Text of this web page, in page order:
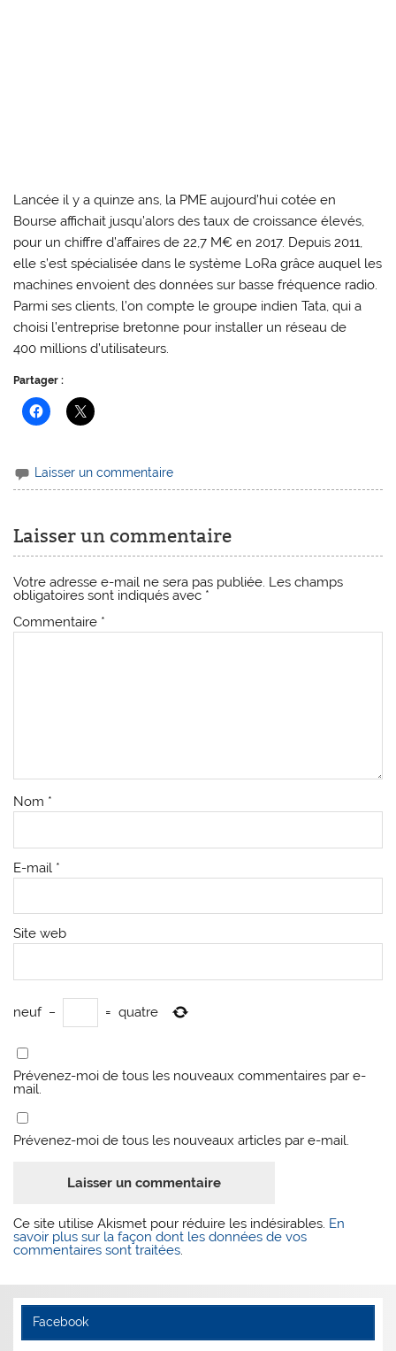
Lancée il y a quinze ans, la PME aujourd’hui cotée en
Bourse affichait jusqu’alors des taux de croissance élevés,
pour un chiffre d’affaires de 22,7 M€ en 2017. Depuis 2011,
elle s’est spécialisée dans le système LoRa grâce auquel les
machines envoient des données sur basse fréquence radio.
Parmi ses clients, l’on compte le groupe indien Tata, qui a
choisi l’entreprise bretonne pour installer un réseau de
400 millions d’utilisateurs.
Partager :
Laisser un commentaire
Laisser un commentaire
Votre adresse e-mail ne sera pas publiée. Les champs
obligatoires sont indiqués avec *
Commentaire *
Nom *
E-mail *
Site web
neuf − = quatre
Prévenez-moi de tous les nouveaux commentaires par e-
mail.
Prévenez-moi de tous les nouveaux articles par e-mail.
Ce site utilise Akismet pour réduire les indésirables. En
savoir plus sur la façon dont les données de vos
commentaires sont traitées.
Facebook